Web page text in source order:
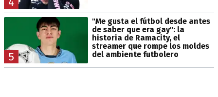
5
"Me gusta el fútbol desde antes
de saber que era gay": la
historia de Ramacity, el
streamer que rompe los moldes
del ambiente futbolero